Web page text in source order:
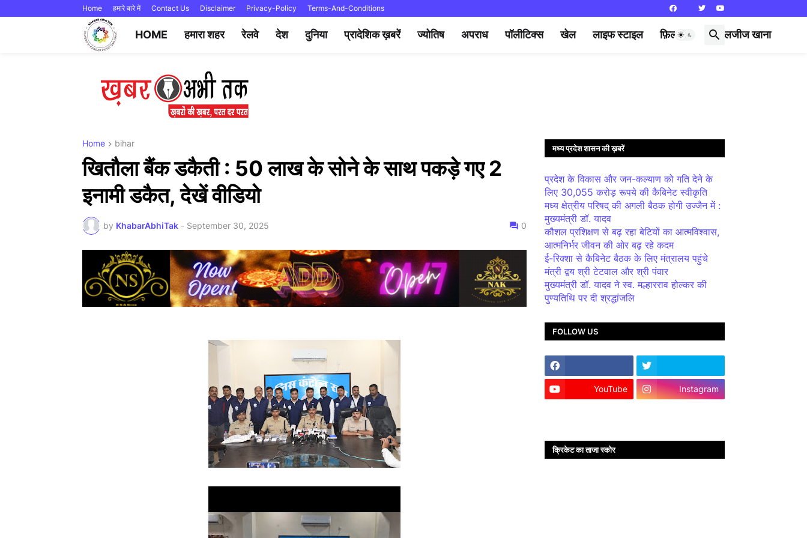
Home हमारे बारे में Contact Us Disclaimer Privacy-Policy Terms-And-Conditions
HOME हमारा शहर रेलवे देश दुनिया प्रादेशिक ख़बरें ज्योतिष अपराध पॉलीटिक्स खेल लाइफ स्टाइल फ़िल्मी दुनिया लजीज खाना
Home bihar
खितौला बैंक डकैती : 50 लाख के सोने के साथ पकड़े गए 2
इनामी डकैत, देखें वीडियो
by KhabarAbhiTak - September 30, 2025 0
मध्य प्रदेश शासन की ख़बरें
प्रदेश के विकास और जन-कल्याण को गति देने के
लिए 30,055 करोड़ रूपये की कैबिनेट स्वीकृति
मध्य क्षेत्रीय परिषद् की अगली बैठक होगी उज्जैन में :
मुख्यमंत्री डॉ. यादव
कौशल प्रशिक्षण से बढ़ रहा बेटियों का आत्मविश्वास,
आत्मनिर्भर जीवन की ओर बढ़ रहे कदम
ई-रिक्शा से कैबिनेट बैठक के लिए मंत्रालय पहुंचे
मंत्री द्वय श्री टेटवाल और श्री पंवार
मुख्यमंत्री डॉ. यादव ने स्व. मल्हारराव होल्कर की
पुण्यतिथि पर दी श्रद्धांजलि
FOLLOW US
YouTube Instagram
क्रिकेट का ताजा स्कोर